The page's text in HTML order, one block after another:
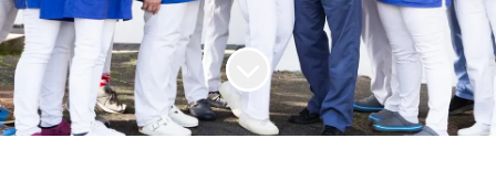
Zum Inhalt scrollen